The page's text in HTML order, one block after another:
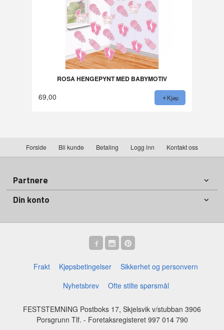
ROSA HENGEPYNT MED BABYMOTIV
69,00 Kjøp
Forside Bli kunde Betaling Logg inn Kontakt oss
Partnere
Din konto
Frakt Kjøpsbetingelser
Sikkerhet og personvern
Nyhetsbrev
Ofte stilte spørsmål
FESTSTEMNING Postboks 17, Skjelsvik v/stubban 3906
Porsgrunn Tlf. - Foretaksregisteret 997 014 790